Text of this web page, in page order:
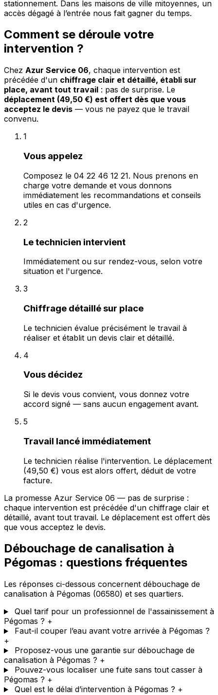
stationnement. Dans les maisons de ville mitoyennes, un
accès dégagé à l’entrée nous fait gagner du temps.
Comment se déroule votre
intervention ?
Chez Azur Service 06, chaque intervention est
précédée d'un chiffrage clair et détaillé, établi sur
place, avant tout travail : pas de surprise. Le
déplacement (49,50 €) est offert dès que vous
acceptez le devis — vous ne payez que le travail
convenu.
1
Vous appelez
Composez le 04 22 46 12 21. Nous prenons en
charge votre demande et vous donnons
immédiatement les recommandations et conseils
utiles en cas d'urgence.
2
Le technicien intervient
Immédiatement ou sur rendez-vous, selon votre
situation et l'urgence.
3
Chiffrage détaillé sur place
Le technicien évalue précisément le travail à
réaliser et établit un devis clair et détaillé.
4
Vous décidez
Si le devis vous convient, vous donnez votre
accord signé — sans aucun engagement avant.
5
Travail lancé immédiatement
Le technicien réalise l'intervention. Le déplacement
(49,50 €) vous est alors offert, déduit de votre
facture.
La promesse Azur Service 06 — pas de surprise :
chaque intervention est précédée d'un chiffrage clair et
détaillé, avant tout travail. Le déplacement est offert dès
que vous acceptez le devis.
Débouchage de canalisation à
Pégomas : questions fréquentes
Les réponses ci-dessous concernent débouchage de
canalisation à Pégomas (06580) et ses quartiers.
Quel tarif pour un professionnel de l'assainissement à
Pégomas ? +
Faut-il couper l’eau avant votre arrivée à Pégomas ?
+
Proposez-vous une garantie sur débouchage de
canalisation à Pégomas ? +
Pouvez-vous localiser une fuite sans tout casser à
Pégomas ? +
Quel est le délai d’intervention à Pégomas ? +